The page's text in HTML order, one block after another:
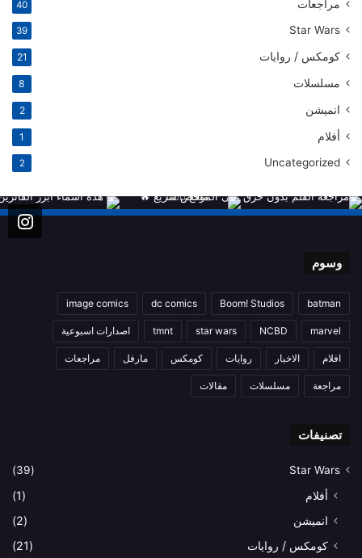
مراجعات 40
Star Wars
39
كومكس / روايات 21
مسلسلات 8
انميشن 2
أفلام 1
Uncategorized
2
وسوم
batman
Boom! Studios
dc comics
image comics
marvel
NCBD
star wars
tmnt اصدارات اسبوعية
افلام الاخبار روايات كومكس مارفل مراجعات
مراجعة مسلسلات مقالات
تصنيفات
Star Wars
(39)
أفلام
(1)
انميشن
(2)
كومكس / روايات
(21)